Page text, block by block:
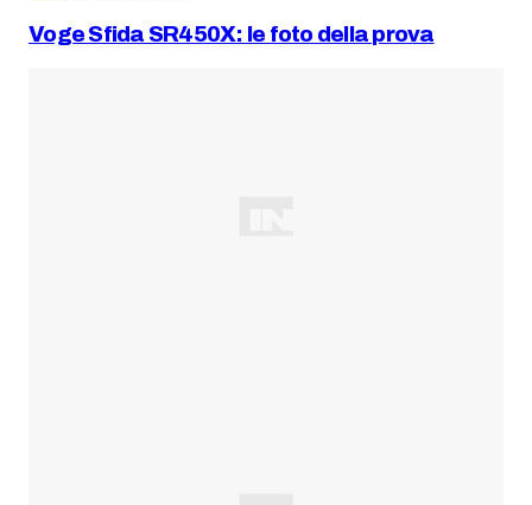
Voge Sfida SR450X: le foto della prova